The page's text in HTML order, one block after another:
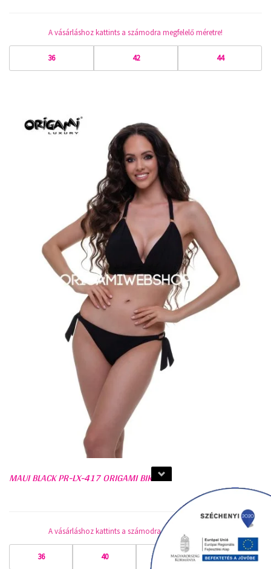
A vásárláshoz kattints a számodra megfelelő méretre!
36 42 44
MAUI BLACK PR-LX-417 ORIGAMI BIKINI
A vásárláshoz kattints a számodra megfelelő méretre!
36 40 42 44